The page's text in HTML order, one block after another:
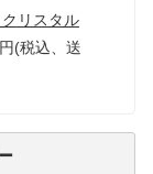
リスタル
(税込、送